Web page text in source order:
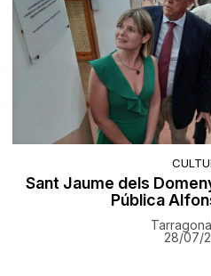
Sant Jaume dels
Pública
28/07/